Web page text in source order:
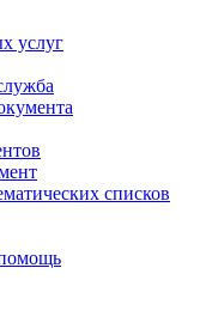
услуг
списков